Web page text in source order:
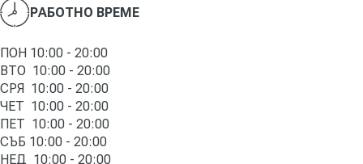
РАБОТНО ВРЕМЕ
ПОН 10:00 - 20:00
ВТО 10:00 - 20:00
СРЯ 10:00 - 20:00
ЧЕТ 10:00 - 20:00
ПЕТ 10:00 - 20:00
СЪБ 10:00 - 20:00
НЕД 10:00 - 20:00